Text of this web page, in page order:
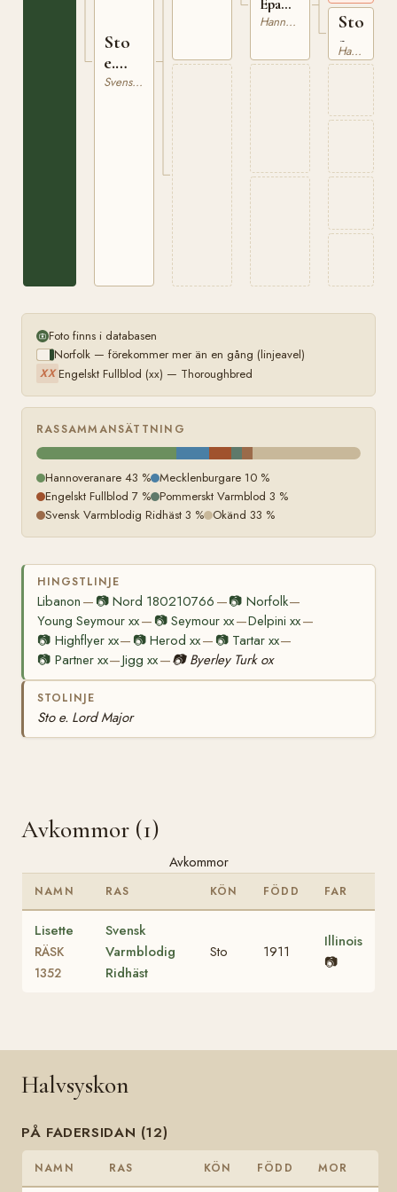
Sto
e.
LordSvensk Varmblodig Ridhäst
Epaminondas
xx
Hannoveranare
Sto
e.
Sir
Robert
Hannoveranare
Foto finns i databasen
Norfolk — förekommer mer än en gång (linjeavel)
XX Engelskt Fullblod (xx) — Thoroughbred
RASSAMMANSÄTTNING
Hannoveranare 43 % Mecklenburgare 10 %
Engelskt Fullblod 7 % Pommerskt Varmblod 3 %
Svensk Varmblodig Ridhäst 3 % Okänd 33 %
HINGSTLINJE
Libanon — 📷Nord 180210766 —📷 Norfolk—
Young Seymour xx— 📷Seymour xx—Delpini xx—
📷 Highflyer xx— 📷Herod xx— 📷 Tartar xx—
📷 Partner xx—Jigg xx—📷 Byerley Turk ox
STOLINJE
Sto e. Lord Major
Avkommor (1)
Avkommor
NAMN RAS KÖN FÖDD FAR
Lisette
RÄSK
1352
Svensk
Varmblodig
Ridhäst
Sto 1911
Illinois
📷
Halvsyskon
PÅ FADERSIDAN (12)
NAMN RAS KÖN FÖDD MOR